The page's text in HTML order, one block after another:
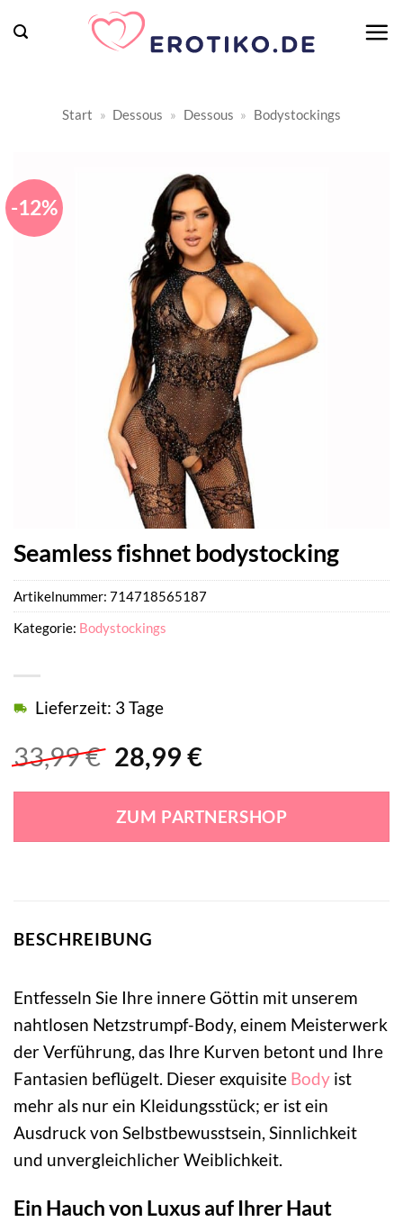
Inhalt
Start » Dessous » Dessous » Bodystockings
-12%
Seamless fishnet bodystocking
33,99€ Ursprünglicher
war:
33,99 €
28,99 €Aktueller
ist:
28,99 €.
Lieferzeit: 3 Tage
ZUM PARTNERSHOP
Artikelnummer: 714718565187
Kategorie: Bodystockings
BESCHREIBUNG
Entfesseln Sie Ihre innere Göttin mit unserem
nahtlosen Netzstrumpf-Body, einem Meisterwerk
der Verführung, das Ihre Kurven betont und Ihre
Fantasien beflügelt. Dieser exquisite Body ist
mehr als nur ein Kleidungsstück; er ist ein
Ausdruck von Selbstbewusstsein, Sinnlichkeit
und unvergleichlicher Weiblichkeit.
Ein Hauch von Luxus auf Ihrer Haut